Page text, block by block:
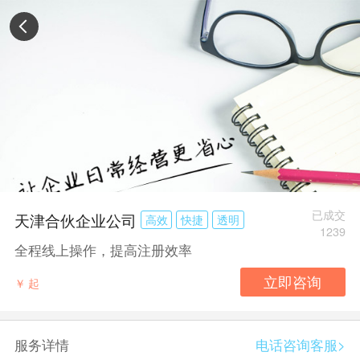
天津合伙企业公司 高效 快捷 透明
已成交
1239
全程线上操作，提高注册效率
￥ 起
服务详情 电话咨询客服>